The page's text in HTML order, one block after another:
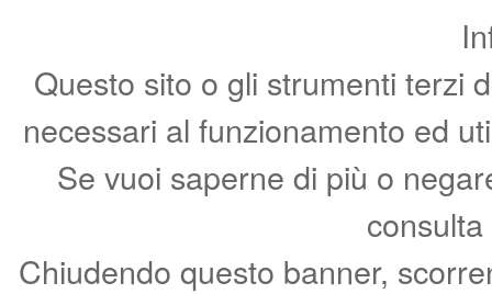
Questo sito o gli strumenti terzi
necessari al funzionamento ed
Se vuoi saperne di più o
Chiudendo questo banner,